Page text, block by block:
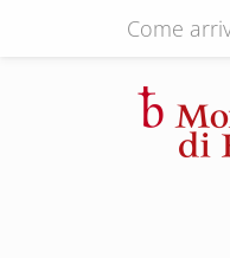
Come